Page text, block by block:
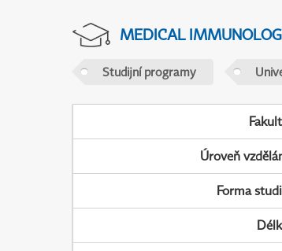
MEDICAL
Studijní programy
Úroveň
Forma